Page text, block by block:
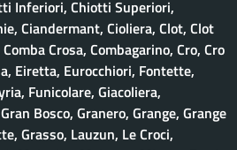
Inferiori, Chiotti Superiori,
Ciandermant, Cioliera, Clot, Clot
Crosa, Combagarino, Cro, Cro
Eiretta, Eurocchiori, Fontette,
Funicolare, Giacoliera,
Bosco, Granero, Grange, Grange
Grasso, Lauzun, Le Croci,